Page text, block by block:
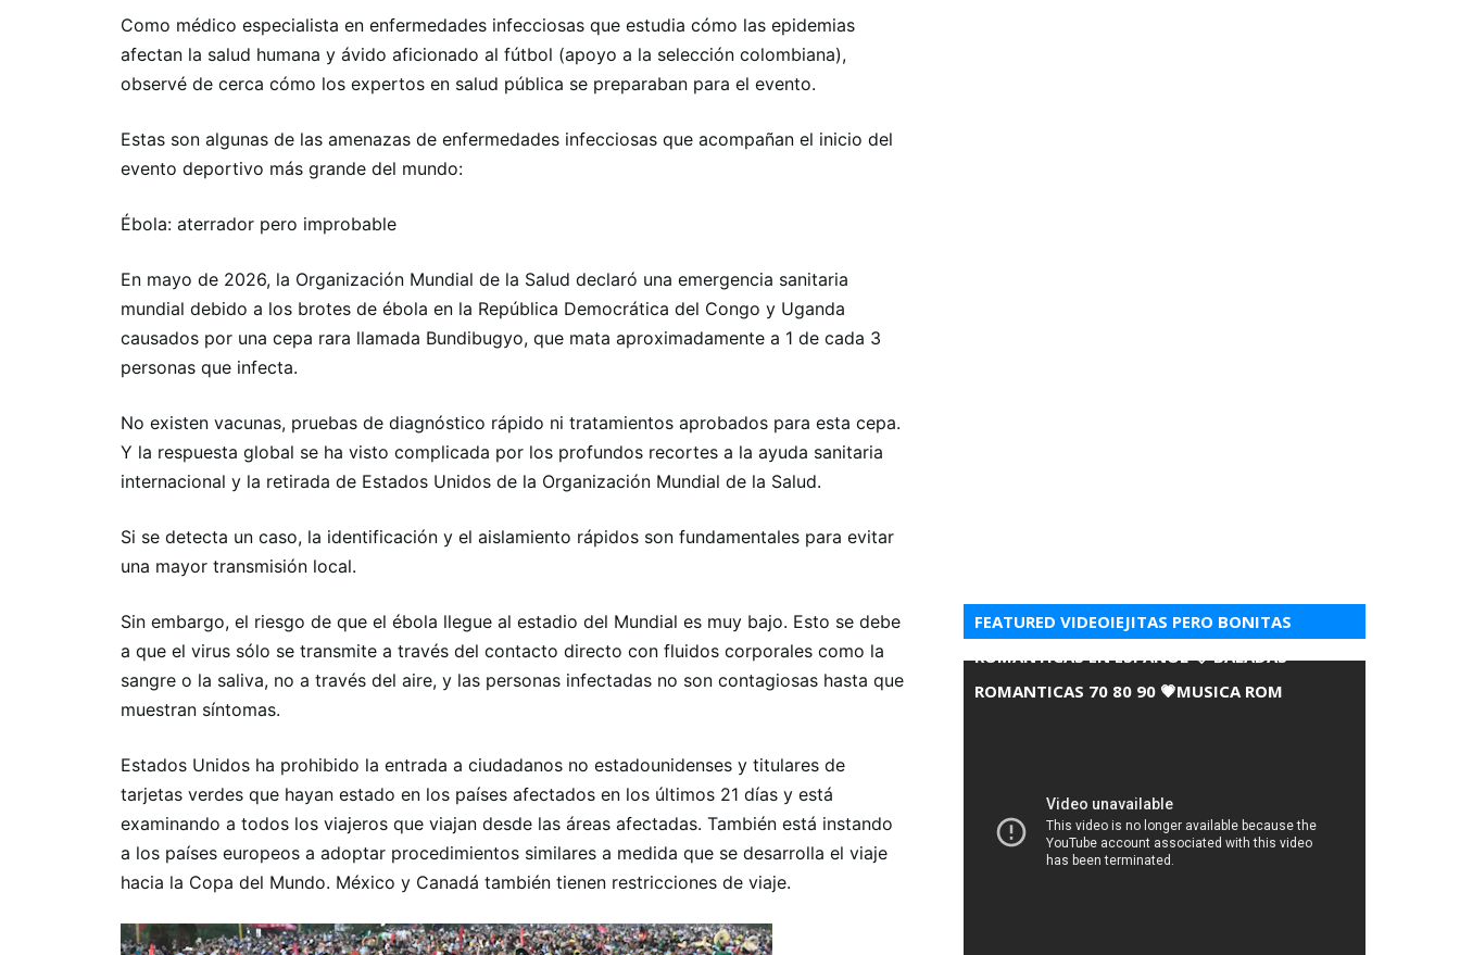
Como médico especialista en enfermedades infecciosas que estudia cómo las epidemias
afectan la salud humana y ávido aficionado al fútbol (apoyo a la selección colombiana),
observé de cerca cómo los expertos en salud pública se preparaban para el evento.
Estas son algunas de las amenazas de enfermedades infecciosas que acompañan el inicio del
evento deportivo más grande del mundo:
Ébola: aterrador pero improbable
En mayo de 2026, la Organización Mundial de la Salud declaró una emergencia sanitaria
mundial debido a los brotes de ébola en la República Democrática del Congo y Uganda
causados ​​por una cepa rara llamada Bundibugyo, que mata aproximadamente a 1 de cada 3
personas que infecta.
No existen vacunas, pruebas de diagnóstico rápido ni tratamientos aprobados para esta cepa.
Y la respuesta global se ha visto complicada por los profundos recortes a la ayuda sanitaria
internacional y la retirada de Estados Unidos de la Organización Mundial de la Salud.
Si se detecta un caso, la identificación y el aislamiento rápidos son fundamentales para evitar
una mayor transmisión local.
Sin embargo, el riesgo de que el ébola llegue al estadio del Mundial es muy bajo. Esto se debe
a que el virus sólo se transmite a través del contacto directo con fluidos corporales como la
sangre o la saliva, no a través del aire, y las personas infectadas no son contagiosas hasta que
muestran síntomas.
Estados Unidos ha prohibido la entrada a ciudadanos no estadounidenses y titulares de
tarjetas verdes que hayan estado en los países afectados en los últimos 21 días y está
examinando a todos los viajeros que viajan desde las áreas afectadas. También está instando
a los países europeos a adoptar procedimientos similares a medida que se desarrolla el viaje
hacia la Copa del Mundo. México y Canadá también tienen restricciones de viaje.
FEATURED VIDEOIEJITAS PERO BONITAS
ROMANTICAS EN ESPANOL 💘 BALADAS
ROMANTICAS 70 80 90 💗MUSICA ROM